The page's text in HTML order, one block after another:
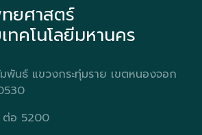
ยศาสตร์
ทคโนโลยีมหานคร
พันธ์ แขวงกระทุ่มราย เขตหนองจอก
ต่อ 5200